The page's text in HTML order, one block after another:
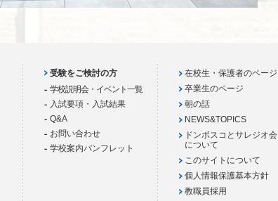
受験をご検討の方
学校説明会・イベント一覧
入試要項・入試結果
Q&A
お問い合わせ
学校案内パンフレット
在校生・保護者のページ
卒業生のページ
朝の話
NEWS&TOPICS
ドンボスコとサレジオ会
について
このサイトについて
個人情報保護基本方針
教職員採用